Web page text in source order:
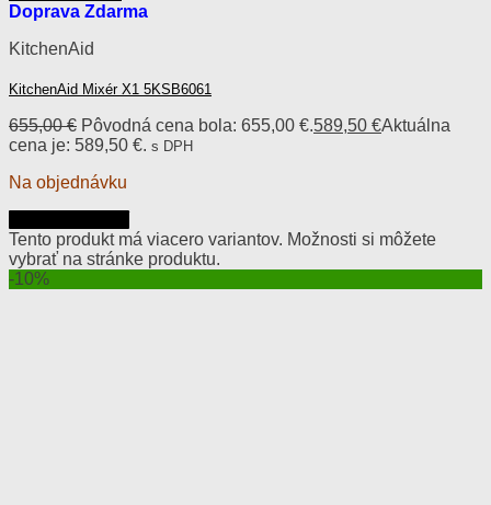
Doprava Zdarma
KitchenAid
KitchenAid Mixér X1 5KSB6061
655,00€ Pôvodná cena bola: 655,00 €.589,50 €Aktuálna
cena je: 589,50 €. s DPH
Na objednávku
Tento produkt má viacero variantov. Možnosti si môžete
vybrať na stránke produktu.
-10%